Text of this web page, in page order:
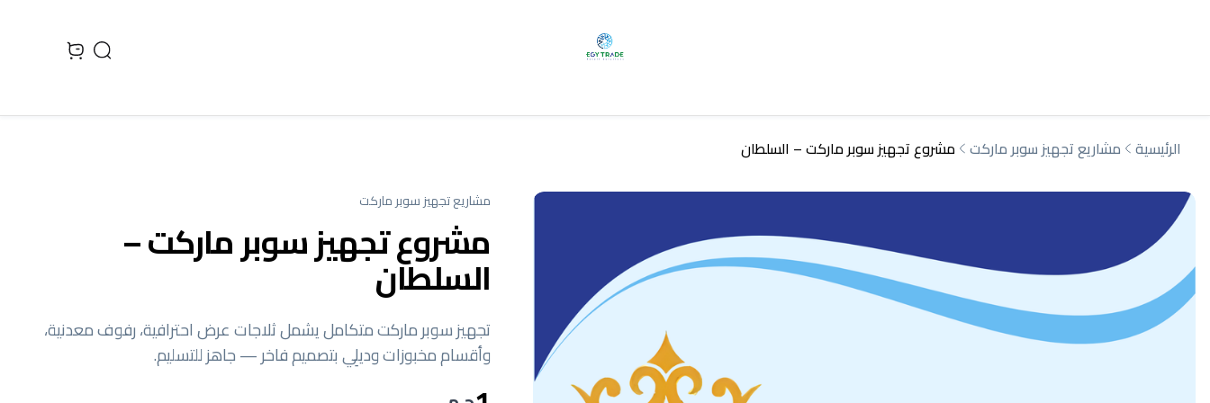
Search
view bag
الرئيسية مشاريع تجهيز سوبر ماركت مشروع تجهيز سوبر ماركت – السلطان
مشاريع تجهيز سوبر ماركت
مشروع تجهيز سوبر ماركت –
السلطان
تجهيز سوبر ماركت متكامل يشمل ثلاجات عرض احترافية، رفوف معدنية،
وأقسام مخبوزات وديلِي بتصميم فاخر — جاهز للتسليم.